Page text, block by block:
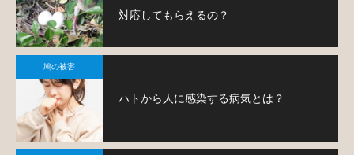
対応してもらえるの？
鳩の被害
ハトから人に感染する病気とは？